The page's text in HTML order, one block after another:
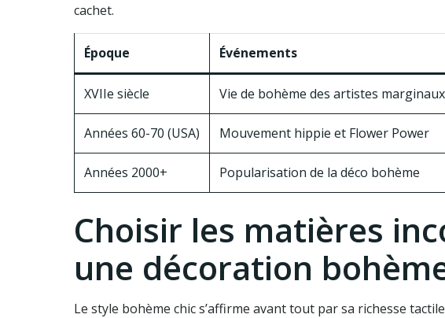
cachet.
Époque Événements
XVIIe siècle Vie de bohème des artistes marginaux
Années 60-70 (USA) Mouvement hippie et Flower Power
Années 2000+ Popularisation de la déco bohème
Choisir les matières
une décoration
Le style bohème chic s’affirme avant tout par sa richesse